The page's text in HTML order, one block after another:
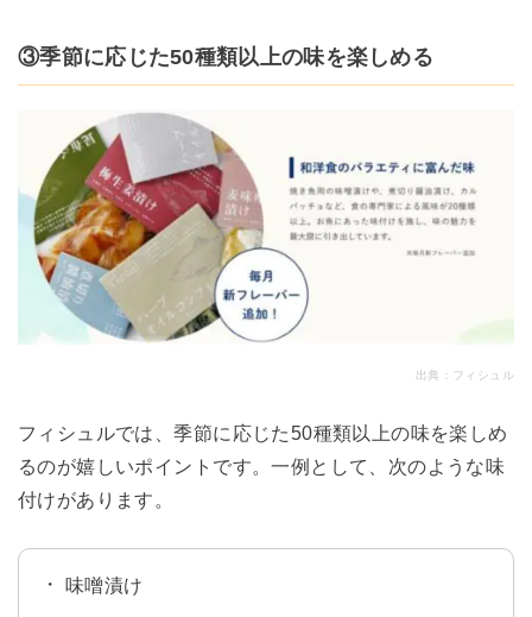
③季節に応じた50種類以上の味を楽しめる
出典： フィシュル
フィシュルでは、季節に応じた50種類以上の味を楽しめ
るのが嬉しいポイントです。一例として、次のような味
付けがあります。
味噌漬け